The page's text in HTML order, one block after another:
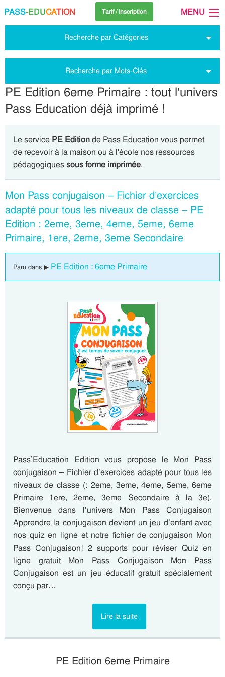
PASS-EDUCATION Tarif / Inscription MENU
Recherche par Catégories
Recherche par Mots-Clés
PE Edition 6eme Primaire : tout l'univers
Pass Education déjà imprimé !
Le service PE Editionde Pass Education vous permet
de recevoir à la maison ou à l'école nos ressources
pédagogiquessous forme imprimée.
Mon Pass conjugaison – Fichier d’exercices
adapté pour tous les niveaux de classe – PE
Edition : 2eme, 3eme, 4eme, 5eme, 6eme
Primaire, 1ere, 2eme, 3eme Secondaire
Paru dans ▶ PE Edition : 6eme Primaire
Pass’Education Edition vous propose le Mon Pass
conjugaison – Fichier d’exercices adapté pour tous les
niveaux de classe (: 2eme, 3eme, 4eme, 5eme, 6eme
Primaire 1ere, 2eme, 3eme Secondaire à la 3e).
Bienvenue dans l’univers Mon Pass Conjugaison
Apprendre la conjugaison devient un jeu d’enfant avec
nos quiz en ligne et notre fichier de conjugaison Mon
Pass Conjugaison! 2 supports pour réviser Quiz en
ligne gratuit Mon Pass Conjugaison Mon Pass
Conjugaison est un jeu éducatif gratuit spécialement
conçu par…
Lire la suite
PE Edition 6eme Primaire